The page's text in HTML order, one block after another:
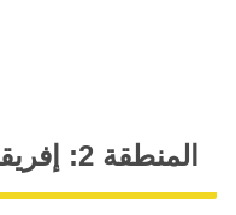
المنطقة 2: إفريقيا والأقاليم المختارة